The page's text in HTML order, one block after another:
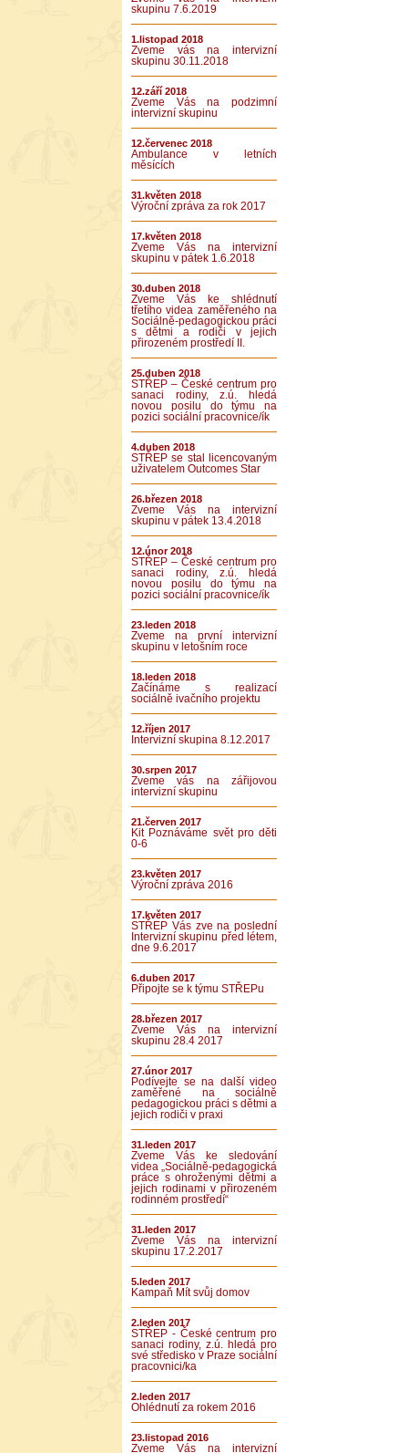
skupinu 7.6.2019
1.listopad 2018
Zveme vás na intervizní
skupinu 30.11.2018
12.září 2018
Zveme Vás na podzimní
intervizní skupinu
12.červenec 2018
Ambulance v letních
měsících
31.květen 2018
Výroční zpráva za rok 2017
17.květen 2018
Zveme Vás na intervizní
skupinu v pátek 1.6.2018
30.duben 2018
Zveme Vás ke shlédnutí
třetího videa zaměřeného na
Sociálně-pedagogickou práci
s dětmi a rodiči v jejich
přirozeném prostředí II.
25.duben 2018
STŘEP – České centrum pro
sanaci rodiny, z.ú. hledá
novou posilu do týmu na
pozici sociální pracovnice/ík
4.duben 2018
STŘEP se stal licencovaným
uživatelem Outcomes Star
26.březen 2018
Zveme Vás na intervizní
skupinu v pátek 13.4.2018
12.únor 2018
STŘEP – České centrum pro
sanaci rodiny, z.ú. hledá
novou posilu do týmu na
pozici sociální pracovnice/ík
23.leden 2018
Zveme na první intervizní
skupinu v letošním roce
18.leden 2018
Začínáme s realizací
sociálně ivačního projektu
12.říjen 2017
Intervizní skupina 8.12.2017
30.srpen 2017
Zveme vás na zářijovou
intervizní skupinu
21.červen 2017
Kit Poznáváme svět pro děti
0-6
23.květen 2017
Výroční zpráva 2016
17.květen 2017
STŘEP Vás zve na poslední
Intervizní skupinu před létem,
dne 9.6.2017
6.duben 2017
Připojte se k týmu STŘEPu
28.březen 2017
Zveme Vás na intervizní
skupinu 28.4 2017
27.únor 2017
Podívejte se na další video
zaměřené na sociálně
pedagogickou práci s dětmi a
jejich rodiči v praxi
31.leden 2017
Zveme Vás ke sledování
videa „Sociálně-pedagogická
práce s ohroženými dětmi a
jejich rodinami v přirozeném
rodinném prostředí“
31.leden 2017
Zveme Vás na intervizní
skupinu 17.2.2017
5.leden 2017
Kampaň Mít svůj domov
2.leden 2017
STŘEP - České centrum pro
sanaci rodiny, z.ú. hledá pro
své středisko v Praze sociální
pracovnici/ka
2.leden 2017
Ohlédnutí za rokem 2016
23.listopad 2016
Zveme Vás na intervizní